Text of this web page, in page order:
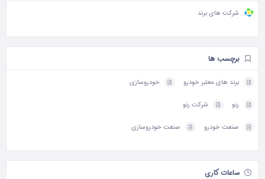
شرکت های برند
برچسب ها
برند های معتبر خودرو خودروسازی
رنو شرکت رنو
صنعت خودرو صنعت خودروسازی
ساعات کاری